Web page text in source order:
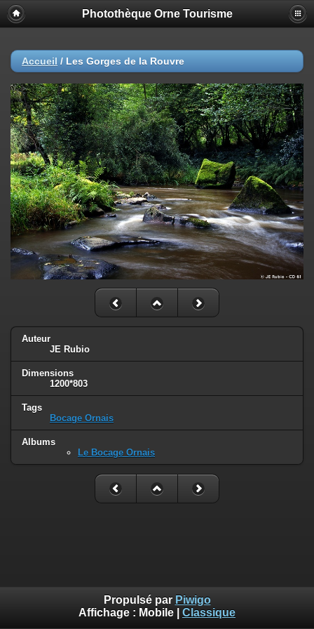
Photothèque Orne Tourisme
Accueil / Les Gorges de la Rouvre
Auteur
JE Rubio
Dimensions
1200*803
Tags
Bocage Ornais
Albums
Le Bocage Ornais
Propulsé par Piwigo
Affichage : Mobile Classique